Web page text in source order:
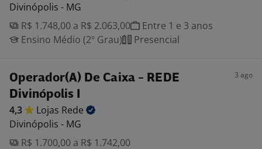
Divinópolis - MG
R$ 1.748,00 a R$ 2.063,00
Entre 1 e 3 anos
Ensino Médio (2º Grau)
Presencial
Operador(A) De Caixa - REDE
Divinópolis I
3 ago
4,3 Lojas Rede
Divinópolis - MG
R$ 1.700,00 a R$ 1.742,00